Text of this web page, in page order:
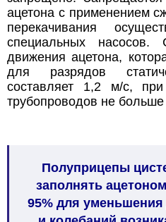
ацетона с применением
перекачивания
специальных насосов.
движения ацетона,
для разрядов
составляет 1,2 м/с,
трубопроводов не
Полуприцепы
заполнять
95% для